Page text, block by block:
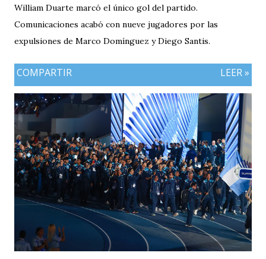
William Duarte marcó el único gol del partido.
Comunicaciones acabó con nueve jugadores por las
expulsiones de Marco Domínguez y Diego Santis.
COMPARTIR LEER »